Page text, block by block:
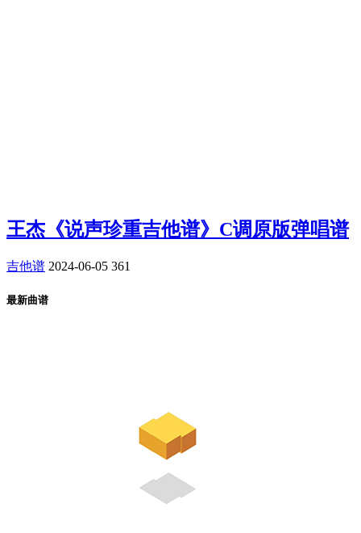
王杰《说声珍重吉他谱》C调原版弹唱谱
吉他谱 2024-06-05 361
最新曲谱